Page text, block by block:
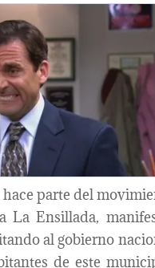
hace parte del
La Ensillada,
al gobierno
de este